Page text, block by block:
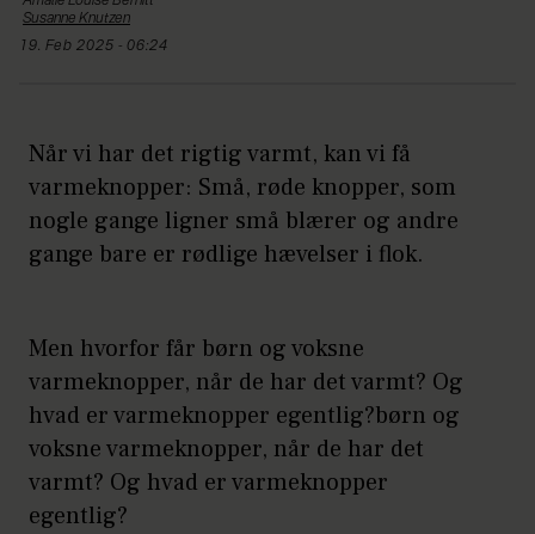
Susanne Knutzen
19. Feb 2025 - 06:24
Når vi har det rigtig varmt, kan vi få
varmeknopper: Små, røde knopper, som
nogle gange ligner små blærer og andre
gange bare er rødlige hævelser i flok.
Men hvorfor får børn og voksne
varmeknopper, når de har det varmt? Og
hvad er varmeknopper egentlig?børn og
voksne varmeknopper, når de har det
varmt? Og hvad er varmeknopper
egentlig?